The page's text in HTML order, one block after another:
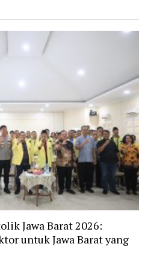
Jawa Barat 2026:
untuk Jawa Barat yang